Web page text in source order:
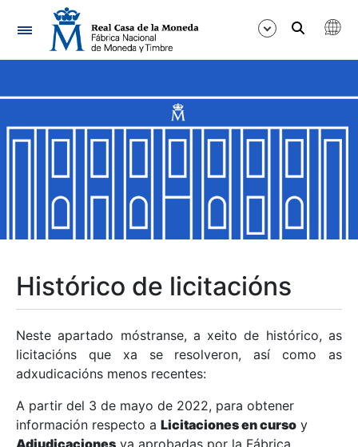
Navegación
Mostrar/Ocultar
Mostrar/Ocultar
Mostrar/Ocultar
Mostrar/Ocultar
Mostrar/Ocultar
Histórico de licitacións
Neste apartado móstranse, a xeito de histórico, as
licitacións que xa se resolveron, así como as
adxudicacións menos recentes:
A partir del 3 de mayo de 2022, para obtener
información respecto a Licitaciones en curso y
Adjudicaciones ya aprobadas por la Fábrica